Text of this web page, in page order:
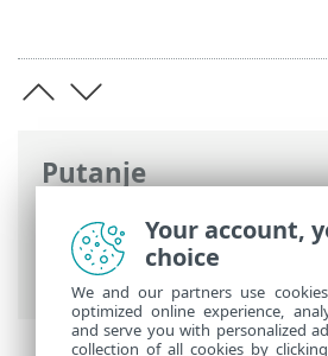
Putanje
ESET-ova online pomoć>
On-Prem
>Specifikacije
>
usluga automatskih
Your account,
choice
We and our partners use
optimized online experience,
and serve you with personalized
collection of all cookies by